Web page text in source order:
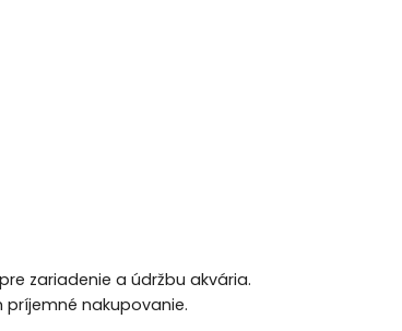
zariadenie a údržbu akvária.
príjemné nakupovanie.